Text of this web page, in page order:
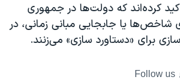
کرده‌اند که دولت‌ها در جمهوری
شاخص‌ها یا جابجایی مبانی زمانی، در
برای «دستاورد سازی» می‌زنند.
Follow us